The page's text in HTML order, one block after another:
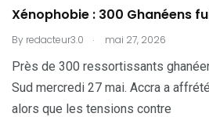
Xénophobie : 300 Ghanéens
By redacteur3.0 . mai 27, 2026
Près de 300 ressortissants
Sud mercredi 27 mai. Accra a
alors que les tensions contre